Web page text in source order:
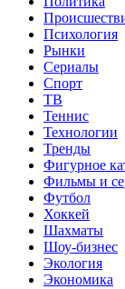
Психология
Рынки
Сериалы
Спорт
ТВ
Теннис
Технологии
Тренды
Фигурное
Фильмы и
Футбол
Хоккей
Шахматы
Шоу-бизнес
Экология
Экономика